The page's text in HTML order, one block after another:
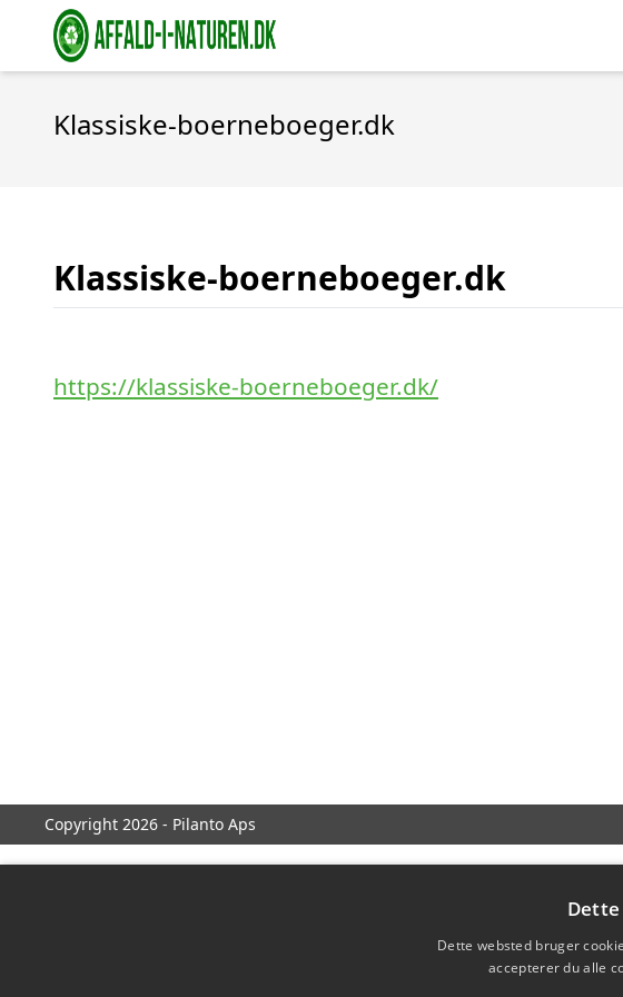
Klassiske-boerneboeger.dk
Klassiske-boerneboeger.dk
https://klassiske-boerneboeger.dk/
Copyright 2026 - Pilanto Aps
Dette websted bruger
accepterer du alle